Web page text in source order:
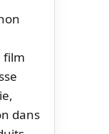
film
dans